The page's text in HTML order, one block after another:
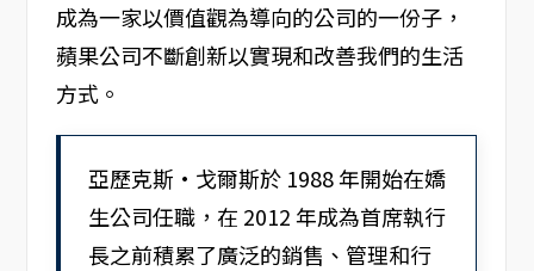
成為一家以價值觀為導向的公司的一份子，
蘋果公司不斷創新以實現和改善我們的生活
方式。
亞歷克斯·戈爾斯於 1988 年開始在嬌
生公司任職，在 2012 年成為首席執行
長之前積累了廣泛的銷售、管理和行